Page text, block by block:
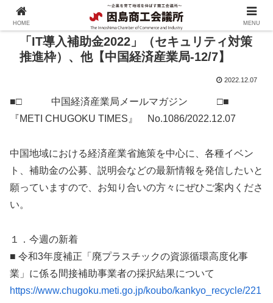
「IT導入補助金2022」（セキュリティ対策
推進枠）、他【中国経済産業局-12/7】
2022.12.07
■□ 中国経済産業局メールマガジン □■
『METI CHUGOKU TIMES』 No.1086/2022.12.07
中国地域における経済産業省施策を中心に、各種イベン
ト、補助金の公募、説明会などの最新情報を発信したいと
願っていますので、お知り合いの方々にぜひご案内くださ
い。
１．今週の新着
■ 令和3年度補正「廃プラスチックの資源循環高度化事
業」に係る間接補助事業者の採択結果について
https://www.chugoku.meti.go.jp/koubo/kankyo_recycle/221
HOME MENU